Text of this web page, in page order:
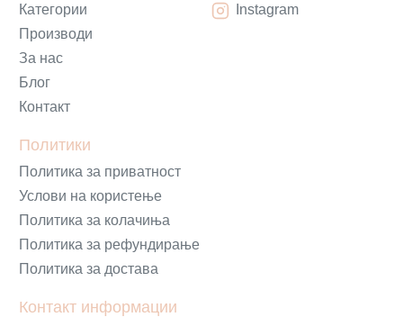
Категории
Производи
За нас
Блог
Контакт
Политики
Политика за приватност
Услови на користење
Политика за колачиња
Политика за рефундирање
Политика за достава
Контакт информации
Instagram